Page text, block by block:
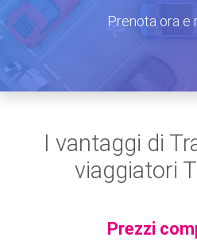
Prenota ora e
I vantaggi di
viaggiatori
Prezzi